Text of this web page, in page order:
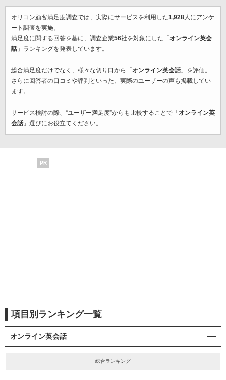
オリコン顧客満足度調査では、実際にサービスを利用した1,928人にアンケ
ート調査を実施。
満足度に関する回答を基に、調査企業56社を対象にした「 オンライン英会
話」ランキングを発表しています。
総合満足度だけでなく、様々な切り口から「 オンライン英会話」を評価。
さらに回答者の口コミや評判といった、実際のユーザーの声も掲載してい
ます。
サービス検討の際、“ユーザー満足度”からも比較することで「 オンライン英
会話」選びにお役立てください。
PR
項目別ランキング一覧
オンライン英会話
総合ランキング